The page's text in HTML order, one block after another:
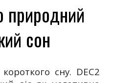
природний
сон
сну. DEC2